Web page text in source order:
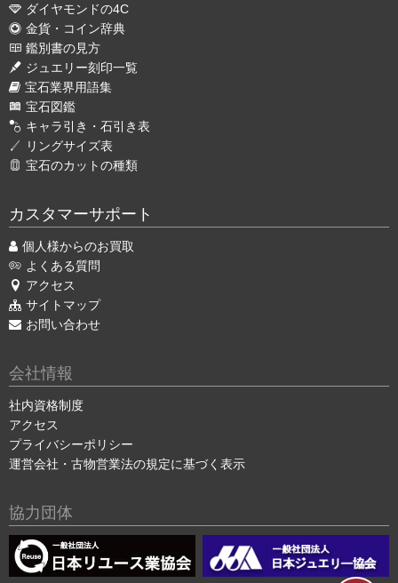
ダイヤモンドの4C
金貨・コイン辞典
鑑別書の見方
ジュエリー刻印一覧
宝石業界用語集
宝石図鑑
キャラ引き・石引き表
リングサイズ表
宝石のカットの種類
カスタマーサポート
個人様からのお買取
よくある質問
アクセス
サイトマップ
お問い合わせ
会社情報
社内資格制度
アクセス
プライバシーポリシー
運営会社・古物営業法の規定に基づく表示
協力団体